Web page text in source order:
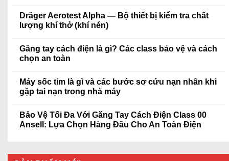
Dräger Aerotest Alpha — Bộ thiết bị kiểm tra chất
lượng khí thở (khí nén)
Găng tay cách điện là gì? Các class bảo vệ và cách
chọn an toàn
Máy sốc tim là gì và các bước sơ cứu nạn nhân khi
gặp tai nạn trong nhà máy
Bảo Vệ Tối Đa Với Găng Tay Cách Điện Class 00
Ansell: Lựa Chọn Hàng Đầu Cho An Toàn Điện